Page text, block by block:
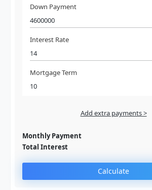
Down Payment
Interest Rate
Mortgage Term
Add extra payments >
Monthly Payment
Total Interest
Calculate